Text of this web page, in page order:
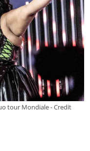
tour Mondiale - Credit